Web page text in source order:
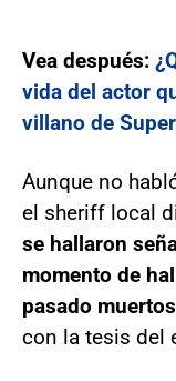
Vea después:
vida del actor
villano de
Aunque no
el sheriff local
se hallaron
momento de
pasado
con la tesis del